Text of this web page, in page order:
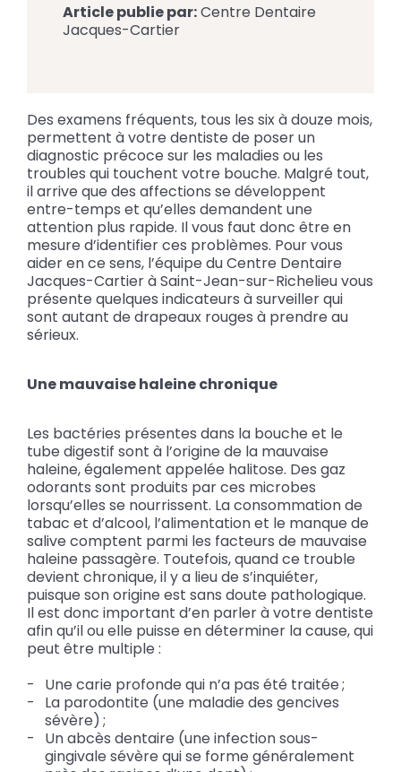
Article publie par:Centre Dentaire
Jacques-Cartier
Des examens fréquents, tous les six à douze mois,
permettent à votre dentiste de poser un
diagnostic précoce sur les maladies ou les
troubles qui touchent votre bouche. Malgré tout,
il arrive que des affections se développent
entre-temps et qu’elles demandent une
attention plus rapide. Il vous faut donc être en
mesure d’identifier ces problèmes. Pour vous
aider en ce sens, l’équipe du Centre Dentaire
Jacques-Cartier à Saint-Jean-sur-Richelieu vous
présente quelques indicateurs à surveiller qui
sont autant de drapeaux rouges à prendre au
sérieux.
Une mauvaise haleine chronique
Les bactéries présentes dans la bouche et le
tube digestif sont à l’origine de la mauvaise
haleine, également appelée halitose. Des gaz
odorants sont produits par ces microbes
lorsqu’elles se nourrissent. La consommation de
tabac et d’alcool, l’alimentation et le manque de
salive comptent parmi les facteurs de mauvaise
haleine passagère. Toutefois, quand ce trouble
devient chronique, il y a lieu de s’inquiéter,
puisque son origine est sans doute pathologique.
Il est donc important d’en parler à votre dentiste
afin qu’il ou elle puisse en déterminer la cause, qui
peut être multiple :
Une carie profonde qui n’a pas été traitée ;
La parodontite (une maladie des gencives
sévère) ;
Un abcès dentaire (une infection sous-
gingivale sévère qui se forme généralement